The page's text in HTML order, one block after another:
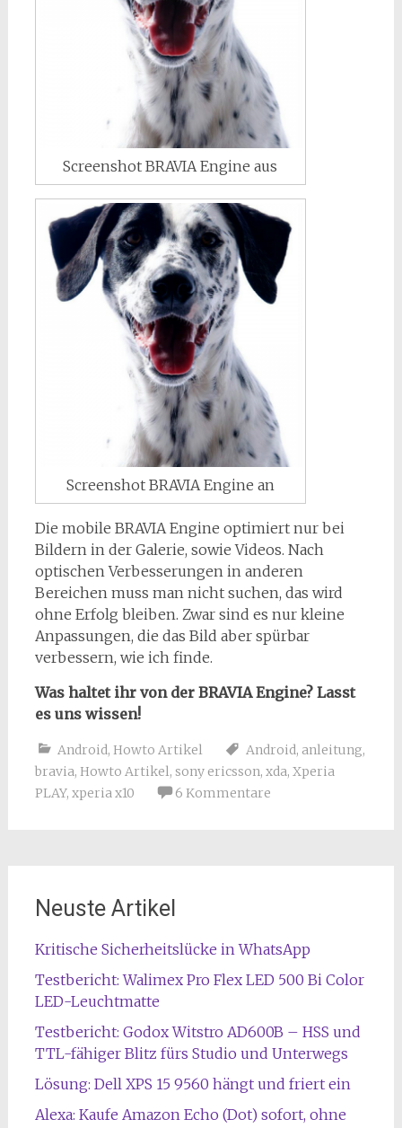
Screenshot BRAVIA Engine aus
Screenshot BRAVIA Engine an
Die mobile BRAVIA Engine optimiert nur bei
Bildern in der Galerie, sowie Videos. Nach
optischen Verbesserungen in anderen
Bereichen muss man nicht suchen, das wird
ohne Erfolg bleiben. Zwar sind es nur kleine
Anpassungen, die das Bild aber spürbar
verbessern, wie ich finde.
Was haltet ihr von der BRAVIA Engine? Lasst
es uns wissen!
Android, Howto Artikel Android, anleitung,
bravia, Howto Artikel, sony ericsson, xda, Xperia
PLAY, xperia x10 6 Kommentare
Neuste Artikel
Kritische Sicherheitslücke in WhatsApp
Testbericht: Walimex Pro Flex LED 500 Bi Color
LED-Leuchtmatte
Testbericht: Godox Witstro AD600B – HSS und
TTL-fähiger Blitz fürs Studio und Unterwegs
Lösung: Dell XPS 15 9560 hängt und friert ein
Alexa: Kaufe Amazon Echo (Dot) sofort, ohne